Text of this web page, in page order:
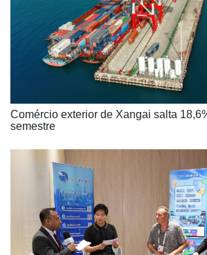
Comércio exterior de Xangai salta
semestre